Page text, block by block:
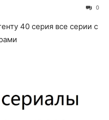
0
40 серия все серии с